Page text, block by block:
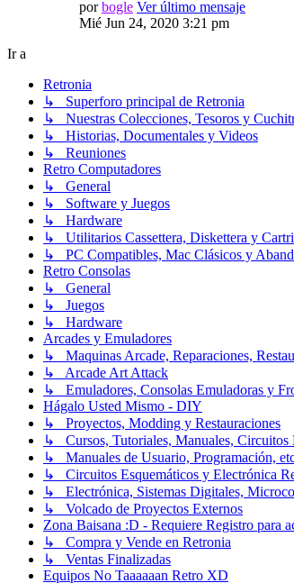
porbogle Ver último mensaje
Mié Jun 24, 2020 3:21 pm
Ir a
Retronia
↳ Superforo principal de Retronia
↳ Nuestras Colecciones, Tesoros y
↳ Historias, Documentales y Videos
↳ Reuniones
Retro Computadores
↳ General
↳ Software y Juegos
↳ Hardware
↳ Utilitarios Cassettera, Diskettera y
↳ PC Compatibles, Mac Clásicos y
Retro Consolas
↳ General
↳ Juegos
↳ Hardware
Arcades y Emuladores
↳ Maquinas Arcade, Reparaciones,
↳ Arcade Art Attack
↳ Emuladores, Consolas Emuladoras y
Hágalo Usted Mismo - DIY
↳ Proyectos, Modding y Restauraciones
↳ Cursos, Tutoriales, Manuales, Circuitos
↳ Manuales de Usuario, Programación,
↳ Circuitos Esquemáticos y Electrónica
↳ Electrónica, Sistemas Digitales,
↳ Volcado de Proyectos Externos
Zona Baisana :D - Requiere Registro para
↳ Compra y Vende en Retronia
↳ Ventas Finalizadas
Equipos No Taaaaaan Retro XD